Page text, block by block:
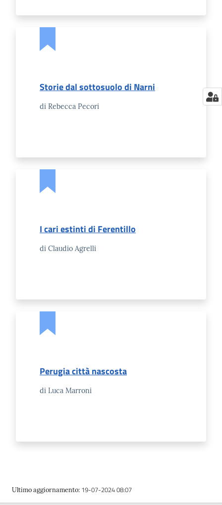
Storie dal sottosuolo di Narni
di Rebecca Pecori
I cari estinti di Ferentillo
di Claudio Agrelli
Perugia città nascosta
di Luca Marroni
Ultimo aggiornamento: 19-07-2024 08:07